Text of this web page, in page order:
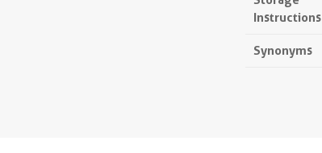
Instructions
Synonyms